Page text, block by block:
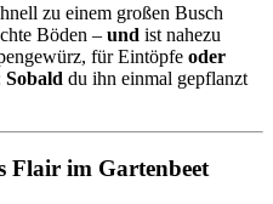
zu einem großen Busch
Böden – und ist nahezu
für Eintöpfe oder
Sobald du ihn einmal gepflanzt
Flair im Gartenbeet